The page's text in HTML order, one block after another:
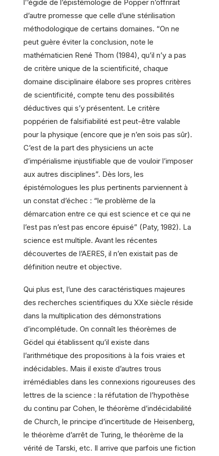
l’’égide de l’épistémologie de Popper n’offrirait
d’autre promesse que celle d’une stérilisation
méthodologique de certains domaines. “On ne
peut guère éviter la conclusion, note le
mathématicien René Thom (1984), qu’il n’y a pas
de critère unique de la scientificité, chaque
domaine disciplinaire élabore ses propres critères
de scientificité, compte tenu des possibilités
déductives qui s’y présentent. Le critère
poppérien de falsifiabilité est peut-être valable
pour la physique (encore que je n’en sois pas sûr).
C’est de la part des physiciens un acte
d’impérialisme injustifiable que de vouloir l’imposer
aux autres disciplines”. Dès lors, les
épistémologues les plus pertinents parviennent à
un constat d’échec : “le problème de la
démarcation entre ce qui est science et ce qui ne
l’est pas n’est pas encore épuisé” (Paty, 1982). La
science est multiple. Avant les récentes
découvertes de l’AERES, il n’en existait pas de
définition neutre et objective.
Qui plus est, l’une des caractéristiques majeures
des recherches scientifiques du XXe siècle réside
dans la multiplication des démonstrations
d’incomplétude. On connaît les théorèmes de
Gödel qui établissent qu’il existe dans
l’arithmétique des propositions à la fois vraies et
indécidables. Mais il existe d’autres trous
irrémédiables dans les connexions rigoureuses des
lettres de la science : la réfutation de l’hypothèse
du continu par Cohen, le théorème d’indécidabilité
de Church, le principe d’incertitude de Heisenberg,
le théorème d’arrêt de Turing, le théorème de la
vérité de Tarski, etc. Il arrive que parfois une fiction